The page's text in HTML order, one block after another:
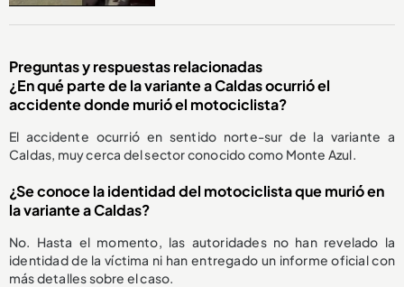
Preguntas y respuestas relacionadas
¿En qué parte de la variante a Caldas ocurrió el
accidente donde murió el motociclista?
El accidente ocurrió en sentido norte-sur de la variante a
Caldas, muy cerca del sector conocido como Monte Azul.
¿Se conoce la identidad del motociclista que murió en
la variante a Caldas?
No. Hasta el momento, las autoridades no han revelado la
identidad de la víctima ni han entregado un informe oficial con
más detalles sobre el caso.